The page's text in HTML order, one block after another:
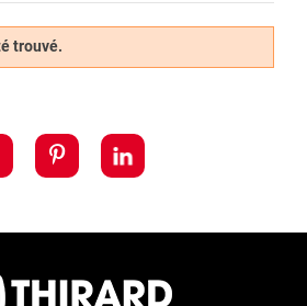
la clé est introduite
un excellent confort d’utilisation
service dedouble de clé Thirard
trouvé.